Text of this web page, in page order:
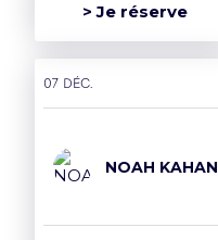
> Je réserve
07 déc.
NOAH KAHAN